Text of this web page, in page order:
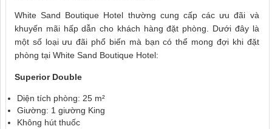
White Sand Boutique Hotel thường cung cấp các ưu đãi và
khuyến mãi hấp dẫn cho khách hàng đặt phòng. Dưới đây là
một số loại ưu đãi phổ biến mà bạn có thể mong đợi khi đặt
phòng tại White Sand Boutique Hotel:
Superior Double
Diện tích phòng: 25 m²
Giường: 1 giường King
Không hút thuốc